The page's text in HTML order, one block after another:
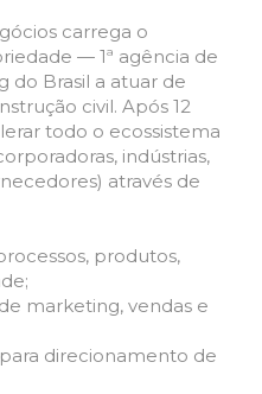
carrega o
— 1ª agência de
do Brasil a atuar de
civil. Após 12
todo o ecossistema
indústrias,
através de
produtos,
marketing, vendas e
direcionamento de